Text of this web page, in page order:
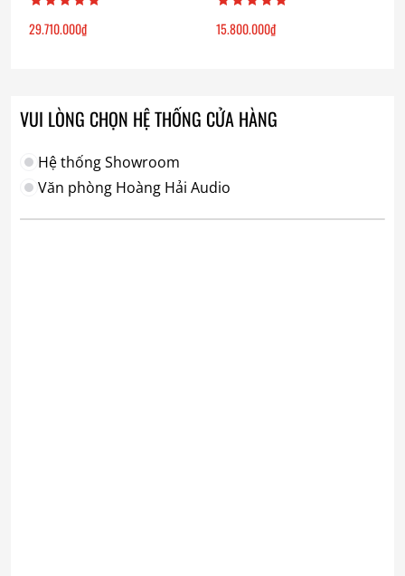
29.710.000₫ 15.800.000₫
VUI LÒNG CHỌN HỆ THỐNG CỬA HÀNG
Hệ thống Showroom
Văn phòng Hoàng Hải Audio